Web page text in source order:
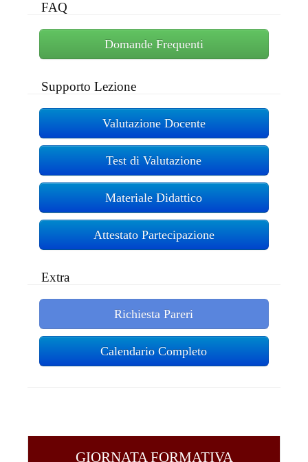
FAQ
Domande Frequenti
Supporto Lezione
Valutazione Docente
Test di Valutazione
Materiale Didattico
Attestato Partecipazione
Extra
Richiesta Pareri
Calendario Completo
GIORNATA FORMATIVA